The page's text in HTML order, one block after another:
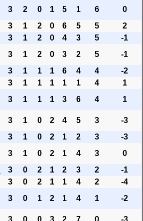
3 2 0 1 5 1 6
0
3 1 2 0 6 5 5
2
3 1 2 0 4 3 5
-1
3 1 2 0 3 2 5
-1
3 1 1 1 6 4 4
-2
3 1 1 1 1 1 4
1
3 1 1 1 3 6 4 1
3 1 0 2 4 5 3
-3
3 1 0 2 1 2 3
-3
3 1 0 2 1 4 3
0
3 0 2 1 2 3 2
-1
3 0 2 1 1 4 2
-4
3 0 1 2 1 4 1 -2
3 0 0 3 2 7 0 -3